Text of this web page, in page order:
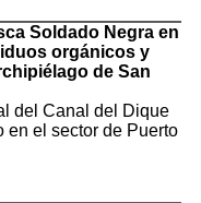
Soldado Negra en
orgánicos y
de San
del Canal del Dique
en el sector de Puerto